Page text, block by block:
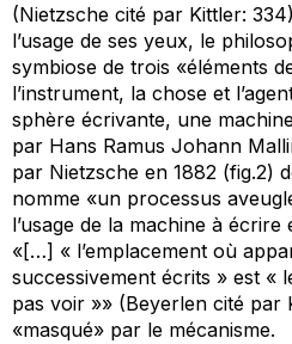
(Nietzsche cité par Kittler: 334)
l’usage de ses yeux, le
symbiose de trois «éléments
l’instrument, la chose et
sphère écrivante, une
par Hans Ramus Johann
par Nietzsche en 1882 (fig.2)
nomme «un processus
l’usage de la machine à
«[…] « l’emplacement où
successivement écrits » est «
pas voir »» (Beyerlen cité par
«masqué» par le mécanisme.